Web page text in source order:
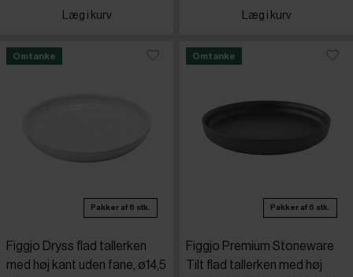
Læg i kurv
Læg i kurv
Omtanke
Pakker af 6 stk.
Figgjo Dryss flad tallerken
med høj kant uden fane, ø14,5
Omtanke
Pakker af 6 stk.
Figgjo Premium Stoneware
Tilt flad tallerken med høj